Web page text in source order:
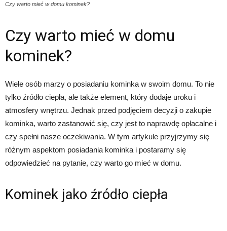
Czy warto mieć w domu kominek?
Czy warto mieć w domu
kominek?
Wiele osób marzy o posiadaniu kominka w swoim domu. To nie
tylko źródło ciepła, ale także element, który dodaje uroku i
atmosfery wnętrzu. Jednak przed podjęciem decyzji o zakupie
kominka, warto zastanowić się, czy jest to naprawdę opłacalne i
czy spełni nasze oczekiwania. W tym artykule przyjrzymy się
różnym aspektom posiadania kominka i postaramy się
odpowiedzieć na pytanie, czy warto go mieć w domu.
Kominek jako źródło ciepła